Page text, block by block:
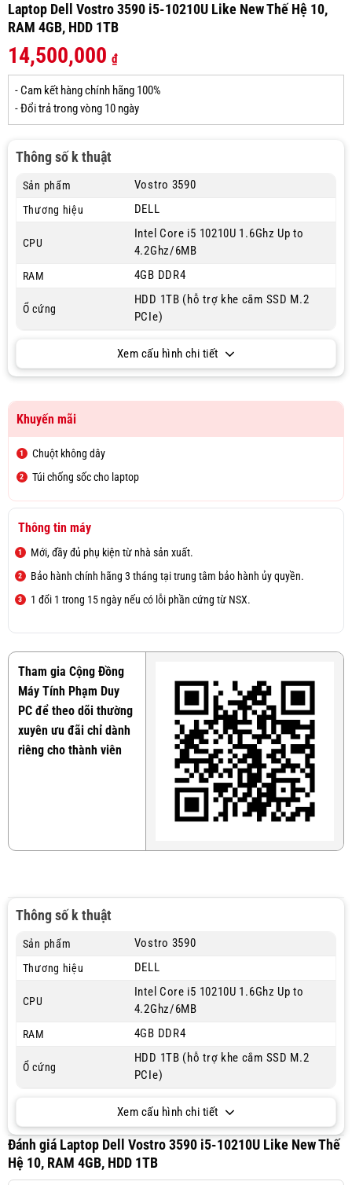
Laptop Dell Vostro 3590 i5-10210U Like New Thế Hệ 10,
RAM 4GB, HDD 1TB
14,500,000 ₫
- Cam kết hàng chính hãng 100%
- Đổi trả trong vòng 10 ngày
Thông số k thuật
Sản phẩm Vostro 3590
Thương hiệu DELL
CPU
Intel Core i5 10210U 1.6Ghz Up to
4.2Ghz/6MB
RAM 4GB DDR4
Ổ cứng
HDD 1TB (hỗ trợ khe cắm SSD M.2
PCIe)
Xem cấu hình chi tiết
Khuyến mãi
Chuột không dây
Túi chống sốc cho laptop
Thông tin máy
Mới, đầy đủ phụ kiện từ nhà sản xuất.
Bảo hành chính hãng 3 tháng tại trung tâm bảo hành ủy quyền.
1 đổi 1 trong 15 ngày nếu có lỗi phần cứng từ NSX.
Tham gia Cộng Đồng
Máy Tính Phạm Duy
PC để theo dõi thường
xuyên ưu đãi chỉ dành
riêng cho thành viên
Thông số k thuật
Sản phẩm Vostro 3590
Thương hiệu DELL
CPU
Intel Core i5 10210U 1.6Ghz Up to
4.2Ghz/6MB
RAM 4GB DDR4
Ổ cứng
HDD 1TB (hỗ trợ khe cắm SSD M.2
PCIe)
Xem cấu hình chi tiết
Đánh giá Laptop Dell Vostro 3590 i5-10210U Like New Thế
Hệ 10, RAM 4GB, HDD 1TB